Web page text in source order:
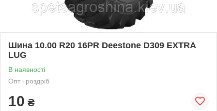
Шина 10.00 R20 16PR Deestone D309 EXTRA
LUG
В наявності
Опт і роздріб
10 ₴